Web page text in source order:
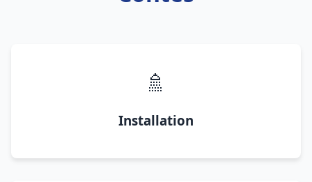
🚿
Installation